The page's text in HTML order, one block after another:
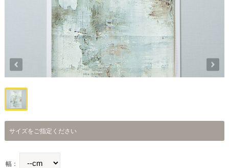
サイズをご指定ください
幅：